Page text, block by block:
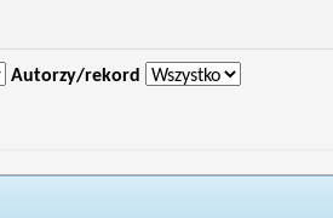
Autorzy/rekord